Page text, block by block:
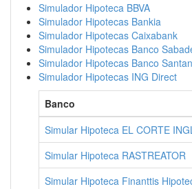
Simulador Hipoteca BBVA
Simulador Hipotecas Bankia
Simulador Hipotecas Caixabank
Simulador Hipotecas Banco
Simulador Hipotecas Banco
Simulador Hipotecas ING Direct
Banco
Simular Hipoteca EL CORTE
Simular Hipoteca RASTREATOR
Simular Hipoteca Finanttis